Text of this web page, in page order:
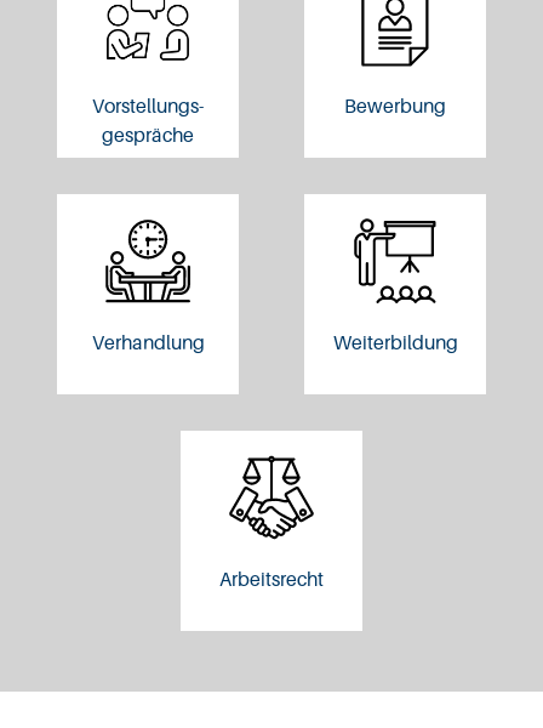
Vorstellungs-
gespräche
Bewerbung
Verhandlung Weiterbildung
Arbeitsrecht